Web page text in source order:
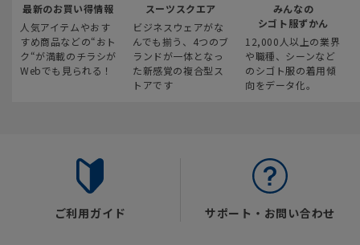
最新のお買い得情報
人気アイテムやおす
すめ商品などの“おト
ク“が満載のチラシが
Webでも見られる！
スーツスクエア
ビジネスウェアがな
んでも揃う、4つのブ
ランドが一体となっ
た新感覚の複合型ス
トアです
みんなの
シゴト服ずかん
12,000人以上の業界
や職種、シーンなど
のシゴト服の着用傾
向をデータ化。
ご利用ガイド サポート・お問い合わせ